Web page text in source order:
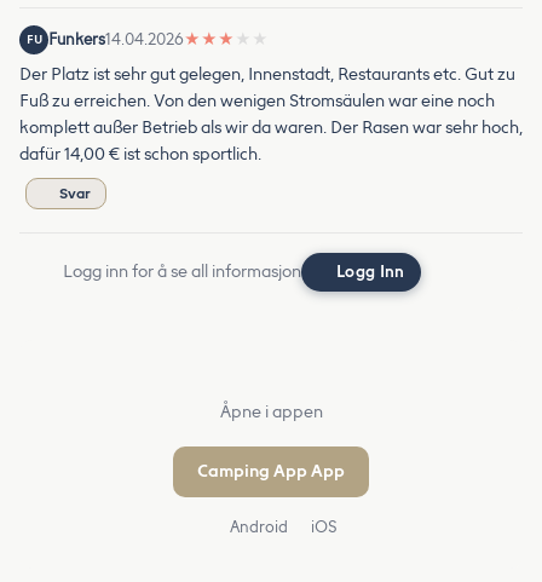
FU Funkers14.04.2026★ ★ ★ ★ ★
Der Platz ist sehr gut gelegen, Innenstadt, Restaurants etc. Gut zu
Fuß zu erreichen. Von den wenigen Stromsäulen war eine noch
komplett außer Betrieb als wir da waren. Der Rasen war sehr hoch,
dafür 14,00 € ist schon sportlich.
Svar
Logg inn for å se all informasjon Logg Inn
Åpne i appen
Camping App App
Android iOS